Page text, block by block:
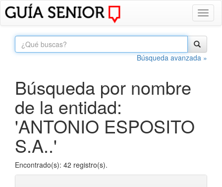
Búsqueda avanzada »
Búsqueda por nombre
de la entidad:
'ANTONIO ESPOSITO
S.A..'
Encontrado(s): 42 registro(s).